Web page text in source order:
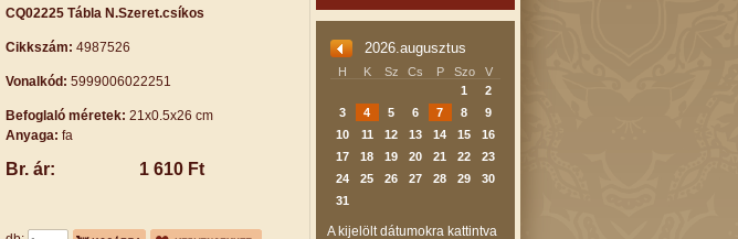
CQ02225 Tábla N.Szeret.csíkos
Cikkszám: 4987526
Vonalkód: 5999006022251
Befoglaló méretek: 21x0.5x26 cm
Anyaga: fa
Br. ár: 1 610 Ft
2026.augusztus
H K Sz Cs P Szo
V
1
2
3
4 5 6 7 8
9
10
11 12 13 14 15
16
17
18 19 20 21 22
23
24
25 26 27 28 29
30
31
A kijelölt dátumokra kattintva